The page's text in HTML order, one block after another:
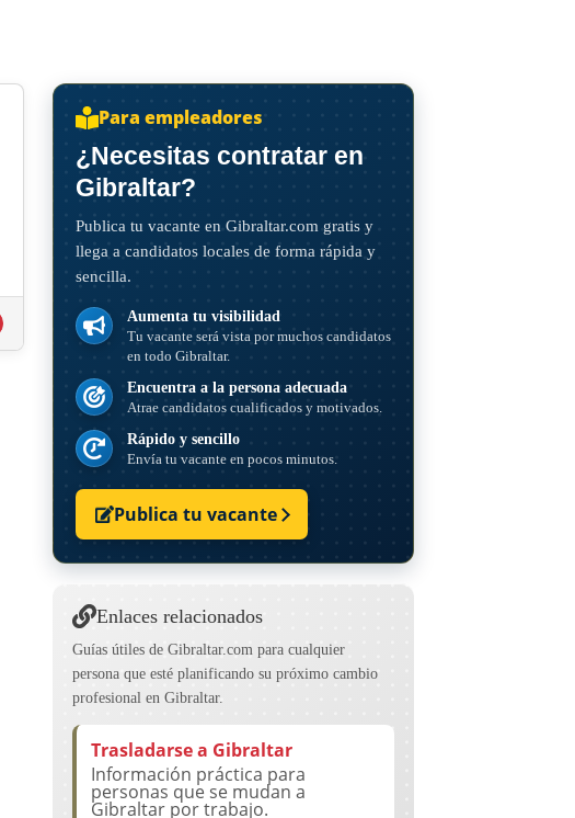
Para empleadores
¿Necesitas contratar en
Gibraltar?
Publica tu vacante en Gibraltar.com gratis y
llega a candidatos locales de forma rápida y
sencilla.
Aumenta tu visibilidad
Tu vacante será vista por muchos candidatos
en todo Gibraltar.
Encuentra a la persona adecuada
Atrae candidatos cualificados y motivados.
Rápido y sencillo
Envía tu vacante en pocos minutos.
Publica tu vacante
Enlaces relacionados
Guías útiles de Gibraltar.com para cualquier
persona que esté planificando su próximo cambio
profesional en Gibraltar.
Trasladarse a Gibraltar
Información práctica para
personas que se mudan a
Gibraltar por trabajo.